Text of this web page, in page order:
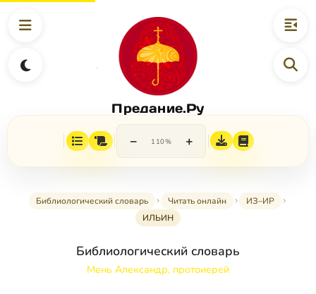
Предание.Ру
− 110% +
Библиологический словарь Читать онлайн
ИЗ–ИР
ИЛЬИН
Библиологический словарь
Мень Александр, протоиерей